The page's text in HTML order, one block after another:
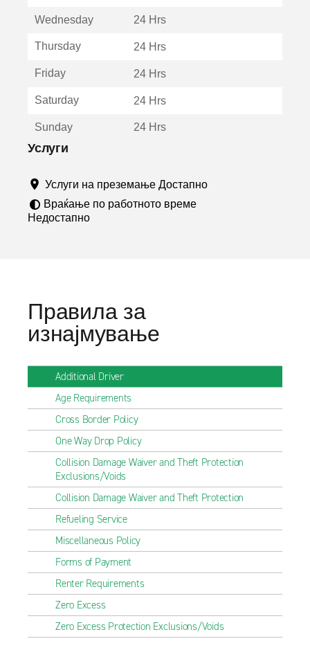
о
р
Wednesday 24 Hrs
Thursday 24 Hrs
Friday 24 Hrs
Saturday 24 Hrs
Sunday 24 Hrs
Услуги
Услуги на преземање Достапно
Враќање по работното време
Недостапно
Правила за
изнајмување
Additional Driver
Age Requirements
Cross Border Policy
One Way Drop Policy
Collision Damage Waiver and Theft Protection
Exclusions/Voids
Collision Damage Waiver and Theft Protection
Refueling Service
Miscellaneous Policy
Forms of Payment
Renter Requirements
Zero Excess
Zero Excess Protection Exclusions/Voids